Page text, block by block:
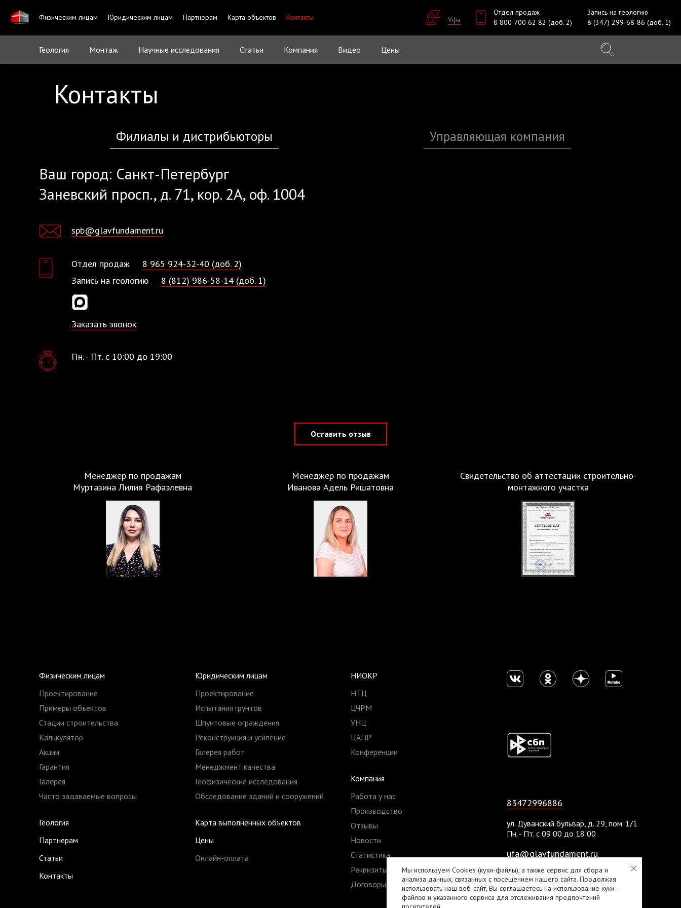
Мы используем Cookies (куки-файлы), а также сервис для сбора и
анализа данных, связанных с посещением нашего сайта. Продолжая
использовать наш веб-сайт, Вы соглашаетесь на использование куки-
файлов и указанного сервиса для отслеживания предпочтений
Физическим лицам Юридическим лицам Партнерам Карта объектов Контакты Уфа
Отдел продаж
8 800 700 62 82 (доб. 2)
Запись на геологию
8 (347) 299-68-86 (доб. 1)
Геология Монтаж Научные исследования Статьи Компания Видео Цены
Контакты
Филиалы и дистрибьюторы Управляющая компания
Ваш город: Санкт-Петербург
Заневский просп., д. 71, кор. 2А, оф. 1004
spb@glavfundament.ru
Отдел продаж
8 965 924-32-40 (доб. 2)
Запись на геологию
8 (812) 986-58-14 (доб. 1)
Заказать звонок
Пн. - Пт. с 10:00 до 19:00
Оставить отзыв
Менеджер по продажам
Муртазина Лилия Рафаэлевна
Менеджер по продажам
Иванова Адель Ришатовна
Свидетельство об аттестации строительно-
монтажного участка
Физическим лицам
Проектирование
Примеры объектов
Стадии строительства
Калькулятор
Акции
Гарантия
Галерея
Часто задаваемые вопросы
Геология
Партнерам
Статьи
Контакты
Юридическим лицам
Проектирование
Испытания грунтов
Шпунтовые ограждения
Реконструкция и усиление
Галерея работ
Менеджмент качества
Геофизические исследования
Обследование зданий и сооружений
Карта выполненных объектов
Цены
Онлайн-оплата
НИОКР
НТЦ
ЦЧРМ
УНЦ
ЦАПР
Конференции
Компания
Работа у нас
Производство
Отзывы
Новости
Статистика
Реквизиты
Договоры
83472996886
ул. Дуванский бульвар, д. 29, пом. 1/1
Пн. - Пт. с 09:00 до 18:00
ufa@glavfundament.ru
Политика конфиденциальности
Согласие на обработку персональных данных